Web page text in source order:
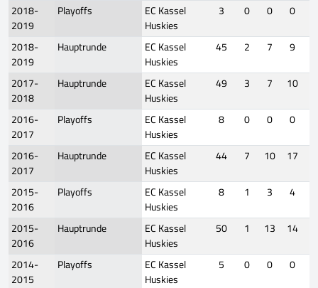
2018-
2019
Playoffs
EC Kassel
Huskies
3 0 0
0
2018-
2019
Hauptrunde
EC Kassel
Huskies
45 2 7 9
2017-
2018
Hauptrunde
EC Kassel
Huskies
49 3 7 10
2016-
2017
Playoffs
EC Kassel
Huskies
8 0 0 0
2016-
2017
Hauptrunde
EC Kassel
Huskies
44 7 10 17
2015-
2016
Playoffs
EC Kassel
Huskies
8 1 3
4
2015-
2016
Hauptrunde
EC Kassel
Huskies
50 1 13 14
2014-
2015
Playoffs
EC Kassel
Huskies
5 0 0
0